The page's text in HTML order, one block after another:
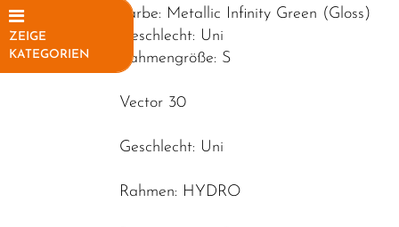
ZEIGE
KATEGORIEN
Mountainbikes
Farbe: Metallic Infinity Green (Gloss)
Geschlecht: Uni
Rahmengröße: S
Vector 30
Geschlecht: Uni
Rahmen: HYDRO